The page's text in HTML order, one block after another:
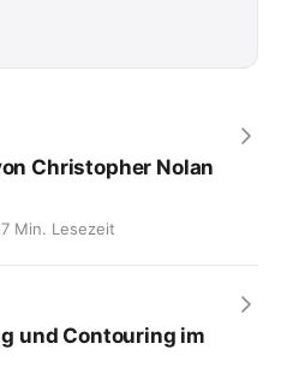
Christopher Nolan
Min. Lesezeit
und Contouring im